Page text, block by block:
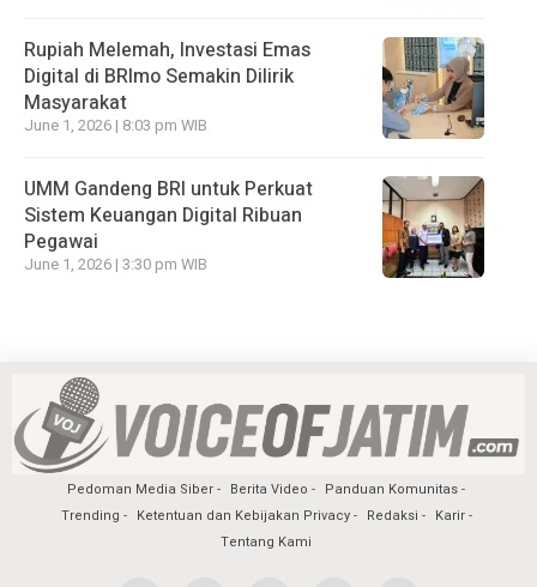
Rupiah Melemah, Investasi Emas
Digital di BRImo Semakin Dilirik
Masyarakat
June 1, 2026 | 8:03 pm WIB
UMM Gandeng BRI untuk Perkuat
Sistem Keuangan Digital Ribuan
Pegawai
June 1, 2026 | 3:30 pm WIB
Pedoman Media Siber Berita Video
Panduan Komunitas
Trending
Ketentuan dan Kebijakan Privacy Redaksi
Karir
Tentang Kami